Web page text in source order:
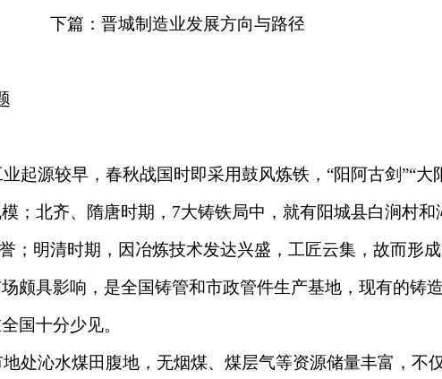
下篇：晋城制造业发展方向与路径
源较早，春秋战国时即采用鼓风炼铁，“阳阿古剑”“大
；北齐、隋唐时期，7大铸铁局中，就有阳城县白涧村
；明清时期，因冶炼技术发达兴盛，工匠云集，故而形
颇具影响，是全国铸管和市政管件生产基地，现有的铸
国十分少见。
沁水煤田腹地，无烟煤、煤层气等资源储量丰富，不